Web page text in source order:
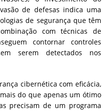
de defesas indica uma
de segurança que têm
com técnicas de
contornar controles
serem detectados nos
cibernética com eficácia,
do que apenas um ótimo
precisam de um programa